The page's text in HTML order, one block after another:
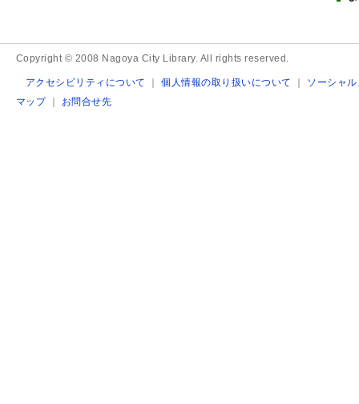
Copyright © 2008 Nagoya City Library. All rights reserved.
アクセシビリティについて ｜個人情報の取り扱いについて ｜ ソーシャ
マップ｜ お問合せ先